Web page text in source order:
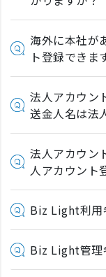
海外に本社が
ト登録できま
法人アカウン
送金人名は法
法人アカウン
人アカウント
Biz Light利用
Biz Light管理